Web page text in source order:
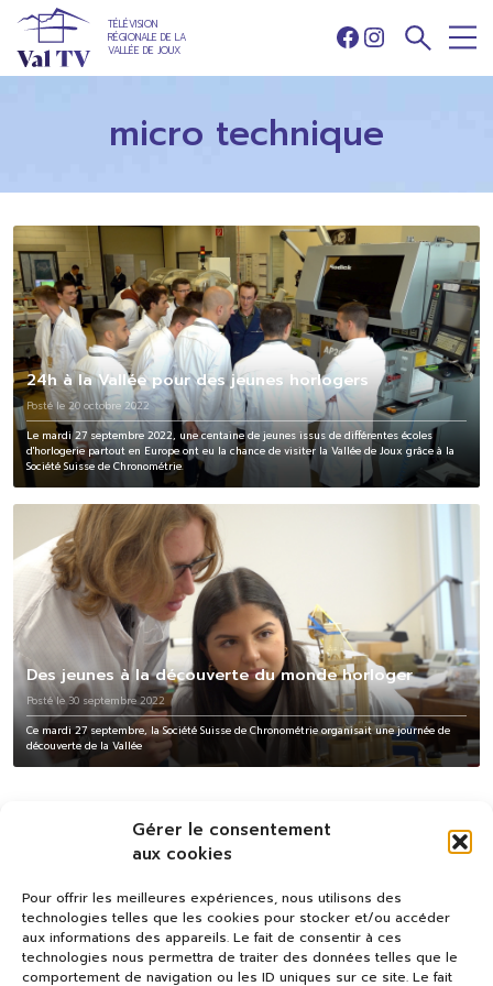
Gérer le consentement
aux cookies
Pour offrir les meilleures expériences, nous utilisons des
technologies telles que les cookies pour stocker et/ou accéder
aux informations des appareils. Le fait de consentir à ces
technologies nous permettra de traiter des données telles que le
comportement de navigation ou les ID uniques sur ce site. Le fait
TÉLÉVISION
RÉGIONALE DE LA
VALLÉE DE JOUX
Facebook
Instagram
micro technique
24h à la Vallée pour des jeunes horlogers
Posté le 20 octobre 2022
Le mardi 27 septembre 2022, une centaine de jeunes issus de différentes écoles
d'horlogerie partout en Europe ont eu la chance de visiter la Vallée de Joux grâce à la
Société Suisse de Chronométrie.
Des jeunes à la découverte du monde horloger
Posté le 30 septembre 2022
Ce mardi 27 septembre, la Société Suisse de Chronométrie organisait une journée de
découverte de la Vallée